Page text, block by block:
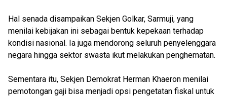
Hal senada disampaikan Sekjen Golkar, Sarmuji, yang
menilai kebijakan ini sebagai bentuk kepekaan terhadap
kondisi nasional. Ia juga mendorong seluruh penyelenggara
negara hingga sektor swasta ikut melakukan penghematan.
Sementara itu, Sekjen Demokrat Herman Khaeron menilai
pemotongan gaji bisa menjadi opsi pengetatan fiskal untuk